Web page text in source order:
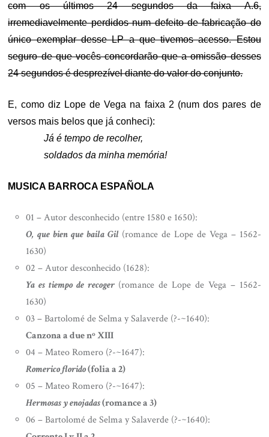
com os últimos 24 segundos da faixa A.6,
irremediavelmente perdidos num defeito de fabricação do
único exemplar desse LP a que tivemos acesso. Estou
seguro de que vocês concordarão que a omissão desses
24 segundos é desprezível diante do valor do conjunto.
E, como diz Lope de Vega na faixa 2 (num dos pares de
versos mais belos que já conheci):
Já é tempo de recolher,
soldados da minha memória!
MUSICA BARROCA ESPAÑOLA
01 – Autor desconhecido (entre 1580 e 1650):
O, que bien que baila Gil (romance de Lope de Vega – 1562-
1630)
02 – Autor desconhecido (1628):
Ya es tiempo de recoger (romance de Lope de Vega – 1562-
1630)
03 – Bartolomé de Selma y Salaverde (?-~1640):
Canzona a due nº XIII
04 – Mateo Romero (?-~1647):
Romerico florido(folia a 2)
05 – Mateo Romero (?-~1647):
Hermosas y enojadas(romance a 3)
06 – Bartolomé de Selma y Salaverde (?-~1640):